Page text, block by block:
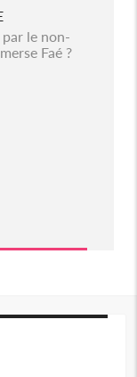
le non-
Faé ?